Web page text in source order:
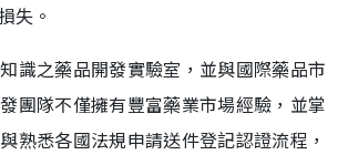
失。
識之藥品開發實驗室，並與國際藥品市
團隊不僅擁有豐富藥業市場經驗，並掌
熟悉各國法規申請送件登記認證流程，